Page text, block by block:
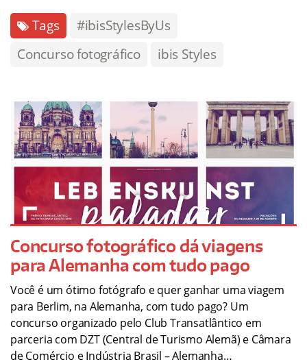
Tags
#ibisStylesByUs
Concurso fotográfico
ibis Styles
Concurso fotográfico dá viagens
para Alemanha com tudo pago
Você é um ótimo fotógrafo e quer ganhar uma viagem
para Berlim, na Alemanha, com tudo pago? Um
concurso organizado pelo Club Transatlântico em
parceria com DZT (Central de Turismo Alemã) e Câmara
de Comércio e Indústria Brasil – Alemanha…